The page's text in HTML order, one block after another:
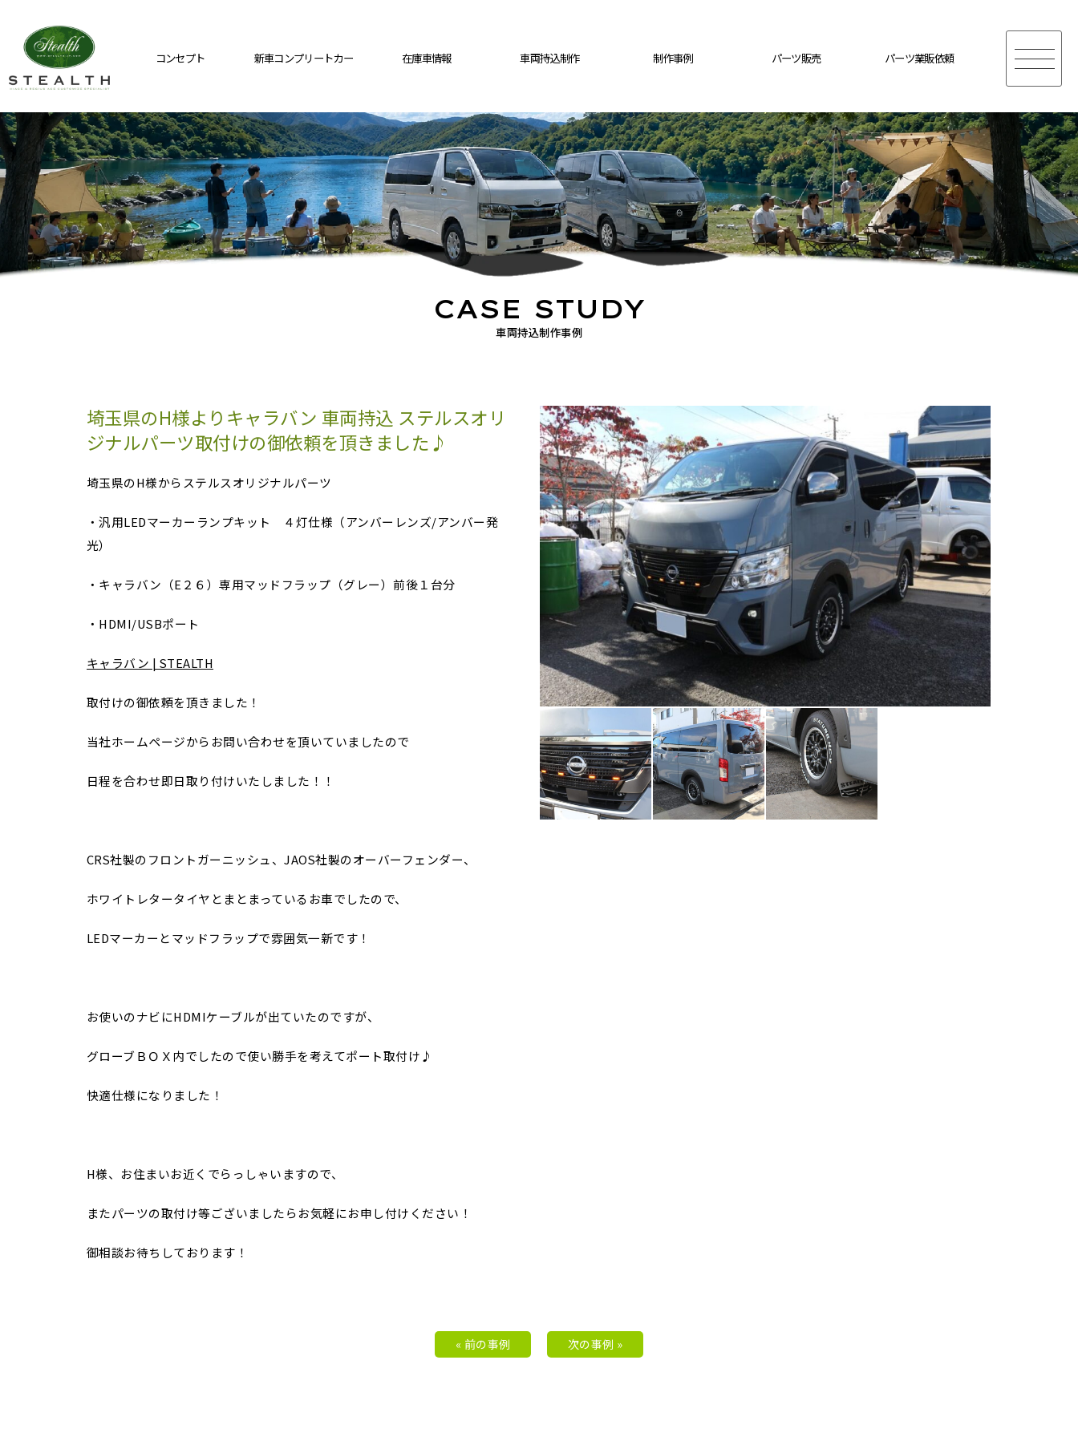
コンセプト 新車コンプリートカー 在庫車情報 車両持込制作 制作事例 パーツ販売 パーツ業販依頼
車両持込制作事例
CASE STUDY
埼玉県のH様よりキャラバン 車両持込 ステルスオリ
ジナルパーツ取付けの御依頼を頂きました♪
埼玉県のH様からステルスオリジナルパーツ
・汎用LEDマーカーランプキット ４灯仕様（アンバーレンズ/アンバー発
光）
・キャラバン（E２６）専用マッドフラップ（グレー）前後１台分
・HDMI/USBポート
キャラバン | STEALTH
取付けの御依頼を頂きました！
当社ホームページからお問い合わせを頂いていましたので
日程を合わせ即日取り付けいたしました！！
CRS社製のフロントガーニッシュ、JAOS社製のオーバーフェンダー、
ホワイトレタータイヤとまとまっているお車でしたので、
LEDマーカーとマッドフラップで雰囲気一新です！
お使いのナビにHDMIケーブルが出ていたのですが、
グローブＢＯＸ内でしたので使い勝手を考えてポート取付け♪
快適仕様になりました！
H様、お住まいお近くでらっしゃいますので、
またパーツの取付け等ございましたらお気軽にお申し付けください！
御相談お待ちしております！
« 前の事例 次の事例 »